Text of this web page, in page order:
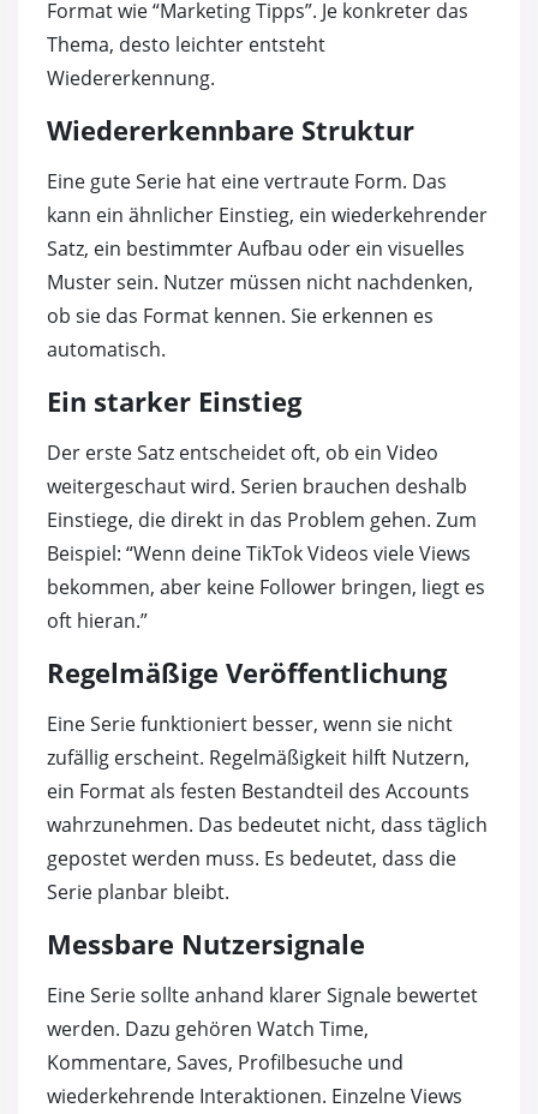
Format wie “Marketing Tipps”. Je konkreter das
Thema, desto leichter entsteht
Wiedererkennung.
Wiedererkennbare Struktur
Eine gute Serie hat eine vertraute Form. Das
kann ein ähnlicher Einstieg, ein wiederkehrender
Satz, ein bestimmter Aufbau oder ein visuelles
Muster sein. Nutzer müssen nicht nachdenken,
ob sie das Format kennen. Sie erkennen es
automatisch.
Ein starker Einstieg
Der erste Satz entscheidet oft, ob ein Video
weitergeschaut wird. Serien brauchen deshalb
Einstiege, die direkt in das Problem gehen. Zum
Beispiel: “Wenn deine TikTok Videos viele Views
bekommen, aber keine Follower bringen, liegt es
oft hieran.”
Regelmäßige Veröffentlichung
Eine Serie funktioniert besser, wenn sie nicht
zufällig erscheint. Regelmäßigkeit hilft Nutzern,
ein Format als festen Bestandteil des Accounts
wahrzunehmen. Das bedeutet nicht, dass täglich
gepostet werden muss. Es bedeutet, dass die
Serie planbar bleibt.
Messbare Nutzersignale
Eine Serie sollte anhand klarer Signale bewertet
werden. Dazu gehören Watch Time,
Kommentare, Saves, Profilbesuche und
wiederkehrende Interaktionen. Einzelne Views